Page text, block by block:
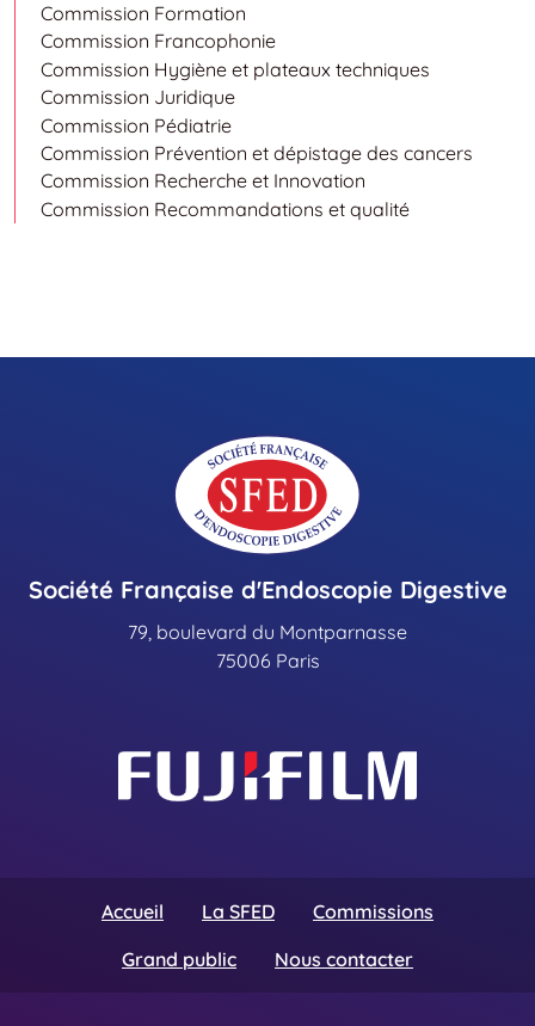
Commission Formation
Commission Francophonie
Commission Hygiène et plateaux techniques
Commission Juridique
Commission Pédiatrie
Commission Prévention et dépistage des cancers
Commission Recherche et Innovation
Commission Recommandations et qualité
Société Française d'Endoscopie Digestive
79, boulevard du Montparnasse
75006 Paris
Accueil La SFED
Commissions
Grand public
Nous contacter